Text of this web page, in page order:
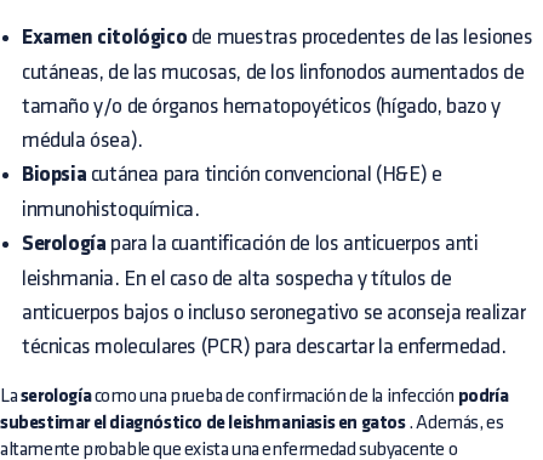
Examen citológico de muestras procedentes de las lesiones
cutáneas, de las mucosas, de los linfonodos aumentados de
tamaño y/o de órganos hematopoyéticos (hígado, bazo y
médula ósea).
Biopsia cutánea para tinción convencional (H&E) e
inmunohistoquímica.
Serología para la cuantificación de los anticuerpos anti
leishmania. En el caso de alta sospecha y títulos de
anticuerpos bajos o incluso seronegativo se aconseja realizar
técnicas moleculares (PCR) para descartar la enfermedad.
La serologíacomo una prueba de confirmación de la infección podría
subestimar el diagnóstico de leishmaniasis en gatos. Además, es
altamente probable que exista una enfermedad subyacente o